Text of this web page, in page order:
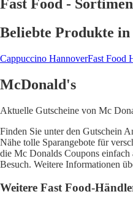
Fast Food -
Beliebte Produkte
Cappuccino HannoverFast Food
McDonald's
Aktuelle Gutscheine von Mc
Finden Sie unter den Gutschein
Nähe tolle Sparangebote für
die Mc Donalds Coupons einfach
Besuch. Weitere Informationen
Weitere Fast Food-